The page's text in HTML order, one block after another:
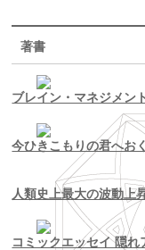
著書
ブレイン・マネジメン
今ひきこもりの君へお
人類史上最大の波動上
コミックエッセイ 隠